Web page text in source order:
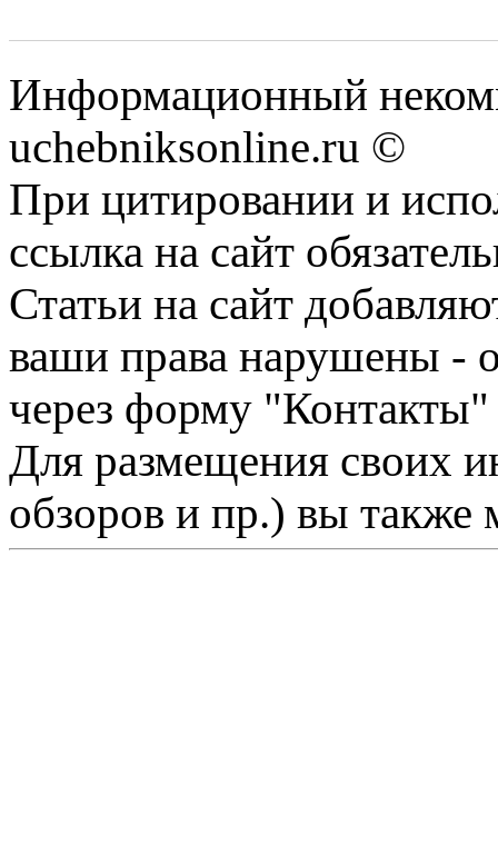
Информационный
uchebniksonline.ru ©
При цитировании и
ссылка на сайт
Статьи на сайт
ваши права нарушены -
через форму "Контакты"
Для размещения своих
обзоров и пр.) вы также